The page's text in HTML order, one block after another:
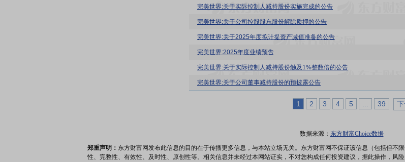
完美世界:关于实际控制人减持股份实施完成的公告
完美世界:关于公司控股股东股份解除质押的公告
完美世界:关于2025年度拟计提资产减值准备的公告
完美世界:2025年度业绩预告
完美世界:关于实际控制人减持股份触及1%整数倍的公告
完美世界:关于公司董事减持股份的预披露公告
1 2 3 4 5 39
数据来源： 东方财富Choice数据
郑重声明： 东方财富网发布此信息的目的在于传播更多信息，与本站立场无关。东方财富网不保证该信息（包括但不
性、完整性、有效性、及时性、原创性等。相关信息并未经过本网站证实，不对您构成任何投资建议，据此操作，风险